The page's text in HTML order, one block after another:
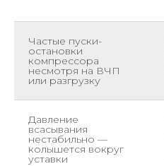
Частые пуски-
остановки
компрессора
несмотря на ВЧП
или разгрузку
Давление
всасывания
нестабильно —
колышется вокруг
уставки